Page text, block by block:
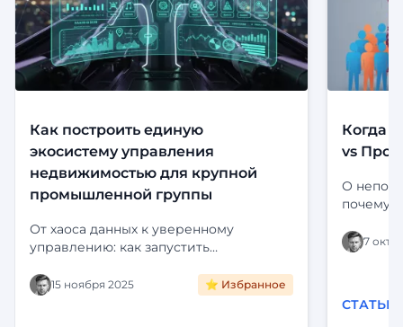
Как построить единую
экосистему управления
недвижимостью для крупной
промышленной группы
От хаоса данных к уверенному
управлению: как запустить
холдинга. Интеграция с ЕГРН,
визуализация на карте и
15 ноября 2025 ⭐ Избранное
Когда
vs
О
почему
7
СТАТЬИ